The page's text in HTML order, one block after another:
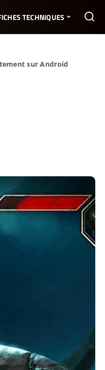
TECHNIQUES
sur Android